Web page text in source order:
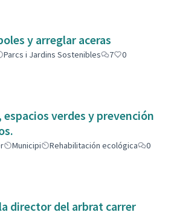
y arreglar aceras
Parcs i Jardins Sostenibles 7
0
verdes y prevención
Municipi Rehabilitación ecológica
0
director del arbrat carrer